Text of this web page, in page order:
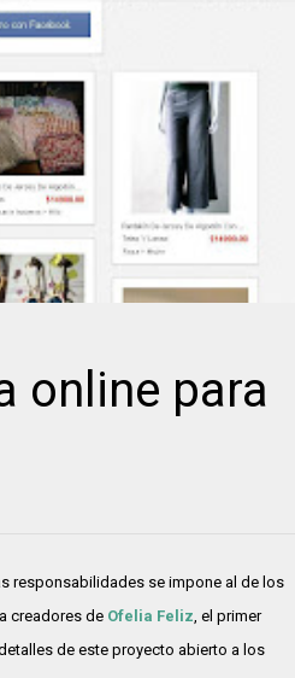
online para
responsabilidades se impone al de los
creadores de Ofelia Feliz , el primer
de este proyecto abierto a los